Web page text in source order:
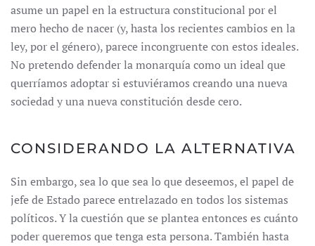
asume un papel en la estructura constitucional por el
mero hecho de nacer (y, hasta los recientes cambios en la
ley, por el género), parece incongruente con estos ideales.
No pretendo defender la monarquía como un ideal que
querríamos adoptar si estuviéramos creando una nueva
sociedad y una nueva constitución desde cero.
CONSIDERANDO LA ALTERNATIVA
Sin embargo, sea lo que sea lo que deseemos, el papel de
jefe de Estado parece entrelazado en todos los sistemas
políticos. Y la cuestión que se plantea entonces es cuánto
poder queremos que tenga esta persona. También hasta